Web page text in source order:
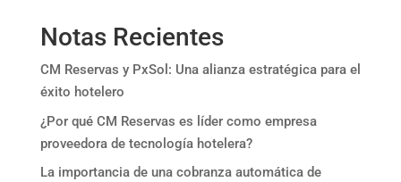
Notas Recientes
CM Reservas y PxSol: Una alianza estratégica para el
éxito hotelero
¿Por qué CM Reservas es líder como empresa
proveedora de tecnología hotelera?
La importancia de una cobranza automática de